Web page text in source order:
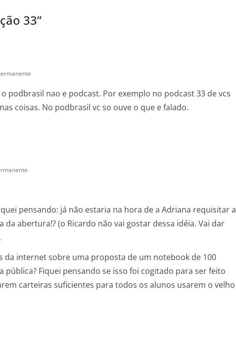
33”
podbrasil nao e podcast. Por exemplo no podcast 33 de vcs
coisas. No podbrasil vc so ouve o que e falado.
pensando: já não estaria na hora de a Adriana requisitar a
da abertura!? (o Ricardo não vai gostar dessa idéia. Vai dar
da internet sobre uma proposta de um notebook de 100
pública? Fiquei pensando se isso foi cogitado para ser feito
carteiras suficientes para todos os alunos usarem o velho